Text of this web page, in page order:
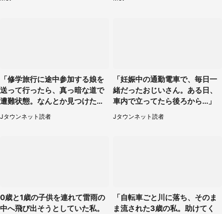
「修学旅行に途中参加する娘を
送って行ったら、真っ暗な道で
遭難状態。なんとか見つけた民
家に助けを求めると、住人の男
性が...」
Jタウンネット読者
「妊娠中の通勤電車で、毎日一
緒だったおじいさん。ある日、
車内で立ってたら後ろから...」
Jタウンネット読者
0歳と1歳の子供を連れて雷雨の
中へ飛び出そうとしていた私。
「自転車ごと川に落ち、そのま
ま流された3歳の私。助けてく